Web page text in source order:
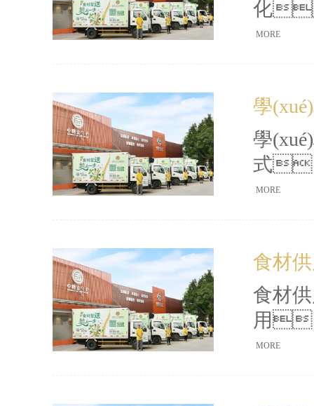
化
式，
新的
MORE
學
學
式
品安
MORE
食材
食材
用
其對
MORE